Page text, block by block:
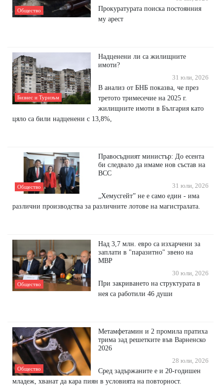
Общество
Прокуратурата поиска постоянния
му арест
Бизнес и Туризъм
Надценени ли са жилищните
имоти?
31 юли, 2026
В анализ от БНБ показва, че през
третото тримесечие на 2025 г.
жилищните имоти в България като
цяло са били надценени с 13,8%,
Общество
Правосъдният министър: До есента
би следвало да имаме нов състав на
ВСС
31 юли, 2026
„Хемусгейт” не е само един - има
различни производства за различните лотове на магистралата.
Общество
Над 3,7 млн. евро са изхарчени за
заплати в "паразитно" звено на
МВР
30 юли, 2026
При закриването на структурата в
нея са работили 46 души
Общество
Метамфетамин и 2 промила пратиха
трима зад решетките във Варненско
2026
28 юли, 2026
Сред задържаните е и 20-годишен
младеж, хванат да кара пиян в условията на повторност.